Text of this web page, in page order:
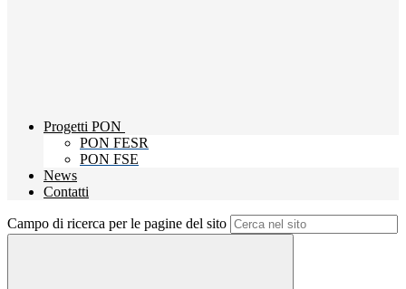
Progetti PON
PON FESR
PON FSE
News
Contatti
Campo di ricerca per le pagine del sito